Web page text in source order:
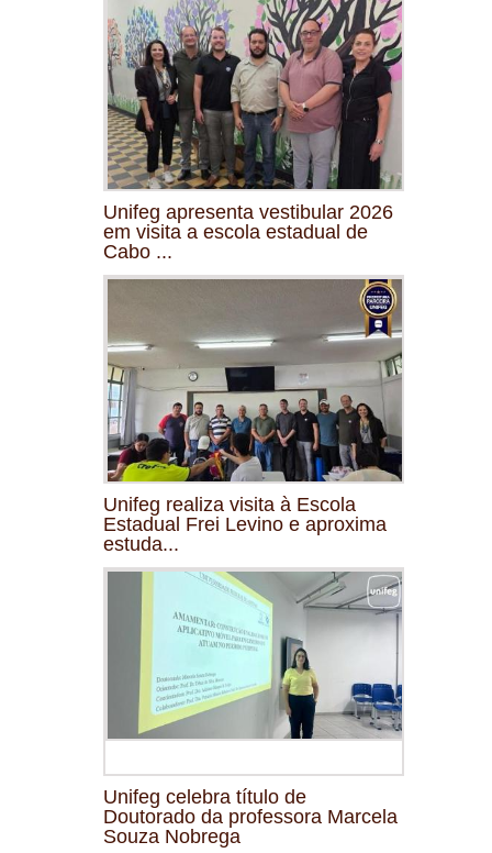
Unifeg apresenta vestibular 2026
em visita a escola estadual de
Cabo ...
Unifeg realiza visita à Escola
Estadual Frei Levino e aproxima
estuda...
Unifeg celebra título de
Doutorado da professora Marcela
Souza Nobrega